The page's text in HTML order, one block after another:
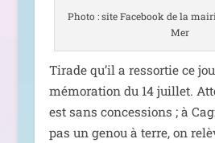
Photo : site Facebook de la
Mer
Tirade qu’il a res­sor­tie ce
mé­mo­ra­tion du 14 juillet.
est sans conces­sions ; à
pas un genou à terre, on